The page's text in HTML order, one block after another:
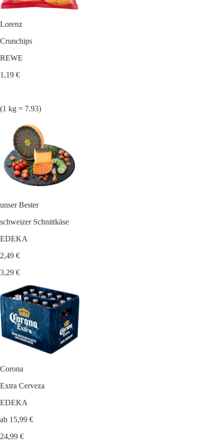
Lorenz
Crunchips
REWE
1,19 €
(1 kg = 7.93)
unser Bester
schweizer Schnittkäse
EDEKA
2,49 €
3,29 €
Corona
Extra Cerveza
EDEKA
ab 15,99 €
24,99 €